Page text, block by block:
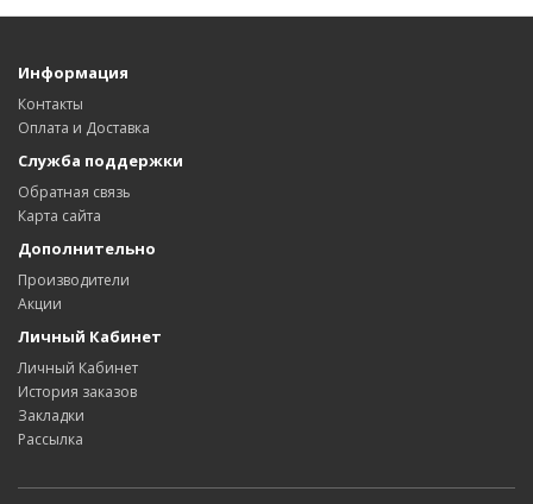
Информация
Контакты
Оплата и Доставка
Служба поддержки
Обратная связь
Карта сайта
Дополнительно
Производители
Акции
Личный Кабинет
Личный Кабинет
История заказов
Закладки
Рассылка